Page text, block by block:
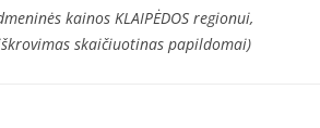
kainos KLAIPĖDOS regionui,
skaičiuotinas papildomai)